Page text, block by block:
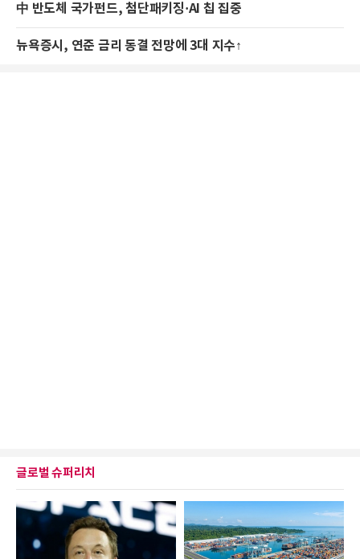
中 반도체 국가펀드, 첨단패키징·AI 칩 집중
뉴욕증시, 연준 금리 동결 전망에 3대 지수↑
글로벌 슈퍼리치